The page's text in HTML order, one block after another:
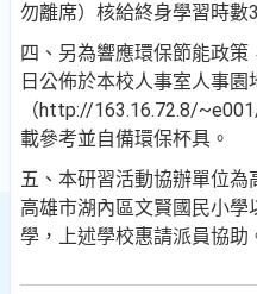
勿離席）核給終身學習時數
四、另為響應環保節能政
日 公佈於本校人事室人事園
（http://163.16.72.8/~e
載參考並自備環保杯具 。
五、本研習活動協辦單位為
高雄市湖內區文賢國民小學
學， 上述學校惠請派員協助